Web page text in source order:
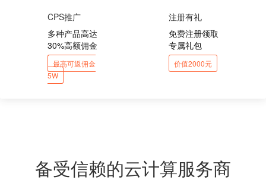
CPS推广
多种产品高达
30%高额佣金
最高可返佣金
5W
注册有礼
免费注册领取
专属礼包
价值2000元
备受信赖的云计算服务商